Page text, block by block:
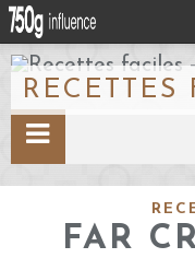
FAR